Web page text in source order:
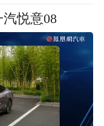
悦意08